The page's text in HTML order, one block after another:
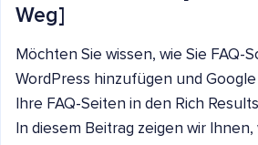
Weg]
Möchten Sie wissen, wie Sie FAQ-
WordPress hinzufügen und
Ihre FAQ-Seiten in den Rich
In diesem Beitrag zeigen wir Ihnen,